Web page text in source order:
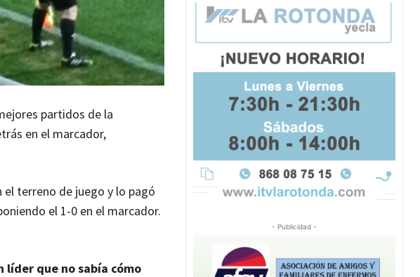
partidos de la
en el marcador,
terreno de juego y lo pagó
el 1-0 en el marcador.
líder que no sabía cómo
- Publicidad -